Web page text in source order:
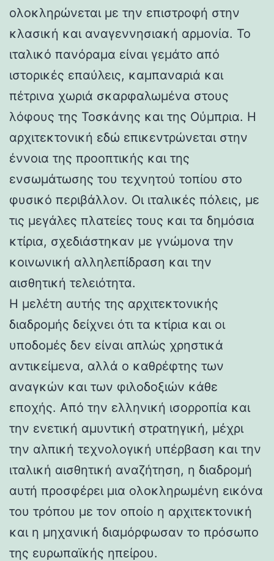
ολοκληρώνεται με την επιστροφή στην
κλασική και αναγεννησιακή αρμονία. Το
ιταλικό πανόραμα είναι γεμάτο από
ιστορικές επαύλεις, καμπαναριά και
πέτρινα χωριά σκαρφαλωμένα στους
λόφους της Τοσκάνης και της Ούμπρια. Η
αρχιτεκτονική εδώ επικεντρώνεται στην
έννοια της προοπτικής και της
ενσωμάτωσης του τεχνητού τοπίου στο
φυσικό περιβάλλον. Οι ιταλικές πόλεις, με
τις μεγάλες πλατείες τους και τα δημόσια
κτίρια, σχεδιάστηκαν με γνώμονα την
κοινωνική αλληλεπίδραση και την
αισθητική τελειότητα.
Η μελέτη αυτής της αρχιτεκτονικής
διαδρομής δείχνει ότι τα κτίρια και οι
υποδομές δεν είναι απλώς χρηστικά
αντικείμενα, αλλά ο καθρέφτης των
αναγκών και των φιλοδοξιών κάθε
εποχής. Από την ελληνική ισορροπία και
την ενετική αμυντική στρατηγική, μέχρι
την αλπική τεχνολογική υπέρβαση και την
ιταλική αισθητική αναζήτηση, η διαδρομή
αυτή προσφέρει μια ολοκληρωμένη εικόνα
του τρόπου με τον οποίο η αρχιτεκτονική
και η μηχανική διαμόρφωσαν το πρόσωπο
της ευρωπαϊκής ηπείρου.